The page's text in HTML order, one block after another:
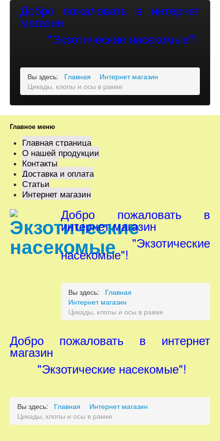
Добро пожаловать в интернет
магазин
"Экзотические насекомые"!
Вы здесь: Главная
Интернет магазин
Цикады, клопы и осы в рамке
Главное меню
Главная страница
О нашей продукции
Контакты
Доставка и оплата
Статьи
Интернет магазин
Добро пожаловать в
интернет магазин
"Экзотические
насекомые"!
Вы здесь:
Главная
Интернет магазин
Цикады, клопы и осы в рамке
Добро пожаловать в интернет
магазин
"Экзотические насекомые"!
Вы здесь: Главная
Интернет магазин
Цикады, клопы и осы в рамке